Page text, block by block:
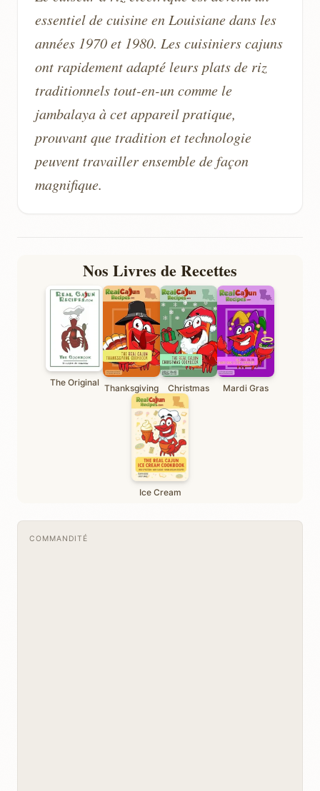
essentiel de cuisine en Louisiane dans les
années 1970 et 1980. Les cuisiniers cajuns
ont rapidement adapté leurs plats de riz
traditionnels tout-en-un comme le
jambalaya à cet appareil pratique,
prouvant que tradition et technologie
peuvent travailler ensemble de façon
magnifique.
Nos Livres de Recettes
The Original Thanksgiving Christmas Mardi Gras
Ice Cream